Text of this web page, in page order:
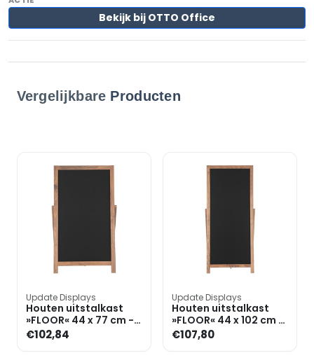
Bekijk bij OTTO Office
Vergelijkbare Producten
Update Displays
Houten uitstalkast
»FLOOR« 44 x 77 cm -
beuken
€102,84
Update Displays
Houten uitstalkast
»FLOOR« 44 x 102 cm -
beuken
€107,80